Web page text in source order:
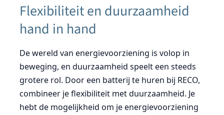
Flexibiliteit en duurzaamheid
hand in hand
De wereld van energievoorziening is volop in
beweging, en duurzaamheid speelt een steeds
grotere rol. Door een batterij te huren bij RECO,
combineer je flexibiliteit met duurzaamheid. Je
hebt de mogelijkheid om je energievoorziening